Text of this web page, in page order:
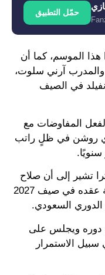
حمّل التطبيق
الموسم، كما أن
والمدرب آرني سلوت،
في الصيف
المفاوضات مع
روشن في ظلٍ راتب
تشير إلى أن صلاح
يريد الاستمرار مع ليفربول حتى نهاية عقده في صيف 2027
السعودي.
أن يتراجع دوره ويجلس على
الاستمرار